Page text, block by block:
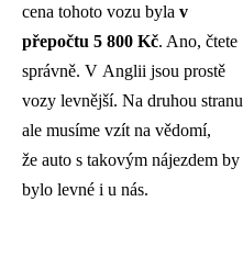
cena tohoto vozu byla v
přepočtu 5 800 Kč. Ano, čtete
správně. V Anglii jsou prostě
vozy levnější. Na druhou stranu
ale musíme vzít na vědomí,
že auto s takovým nájezdem by
bylo levné i u nás.